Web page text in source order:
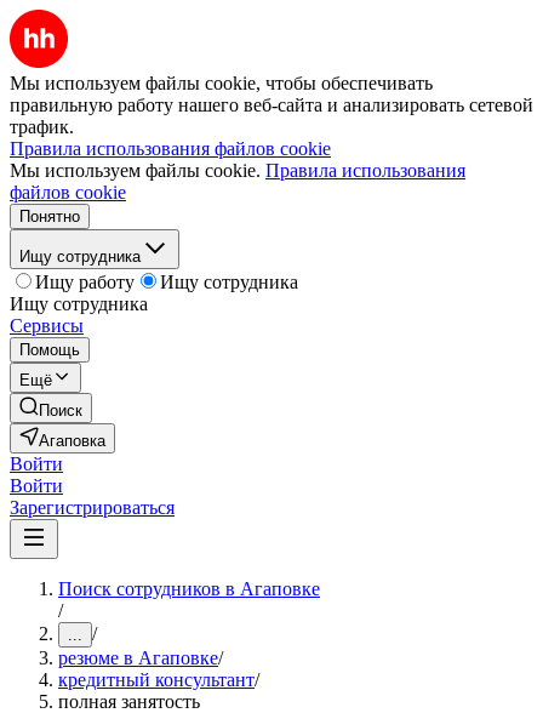
Мы используем файлы cookie, чтобы обеспечивать
правильную работу нашего веб-сайта и анализировать сетевой
трафик.
Правила использования файлов cookie
Мы используем файлы cookie. Правила использования
файлов cookie
Понятно
Ищу сотрудника
Ищу работу
Ищу сотрудника
Ищу сотрудника
Сервисы
Помощь
Ещё
Поиск
Агаповка
Войти
Войти
Зарегистрироваться
Поиск сотрудников в Агаповке
/
... /
резюме в Агаповке/
кредитный консультант/
полная занятость